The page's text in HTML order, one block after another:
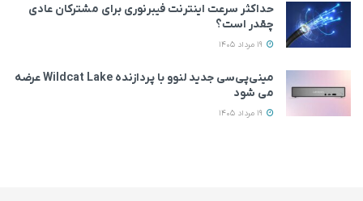
حداکثر سرعت اینترنت فیبرنوری برای مشترکان عادی
چقدر است؟
مینی‌پی‌سی جدید لنوو با پردازنده Wildcat Lake عرضه
می‌ شود